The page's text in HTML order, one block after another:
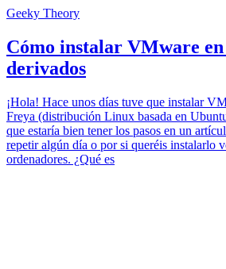
Geeky Theory
Cómo instalar VMware
derivados
¡Hola! Hace unos días tuve que instalar
Freya (distribución Linux basada en
que estaría bien tener los pasos en un
repetir algún día o por si queréis instalarlo
ordenadores. ¿Qué es